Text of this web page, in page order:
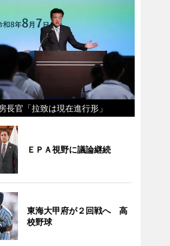
長官「拉致は現在進行形」
ＥＰＡ視野に議論継続
東海大甲府が２回戦へ 高
校野球